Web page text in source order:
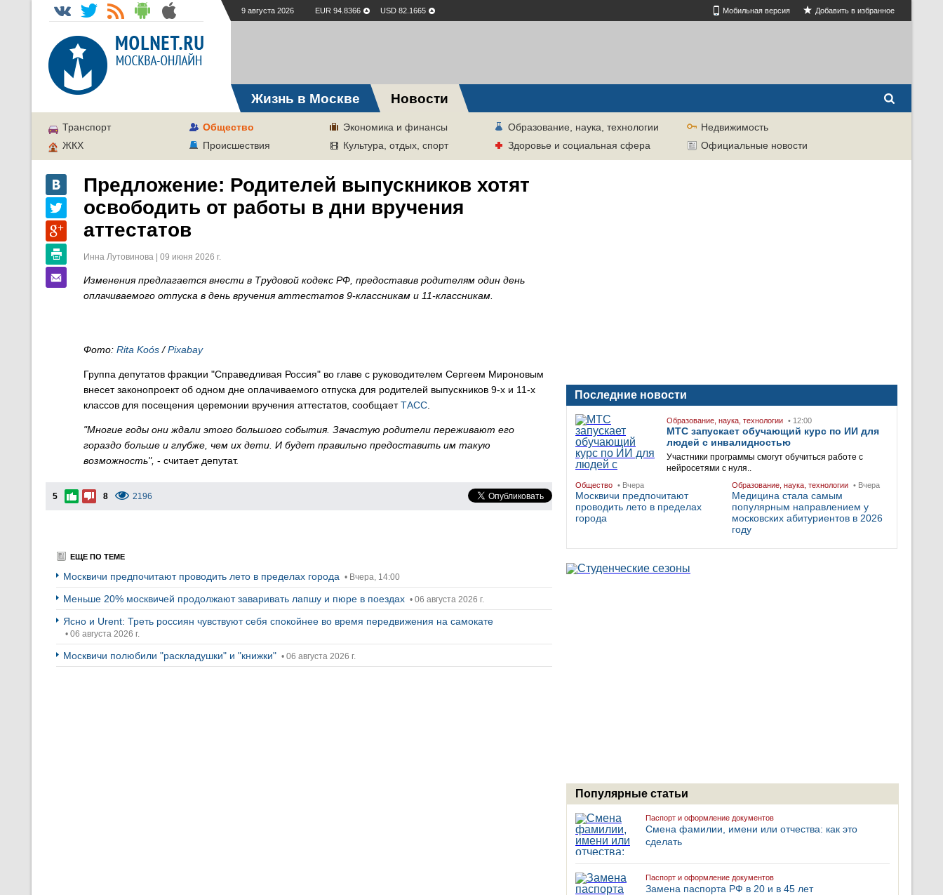
9 августа 2026 EUR 94.8366 USD 82.1665 Мобильная версия Добавить в избранное
Жизнь в Москве Новости
Транспорт Общество Экономика и финансы Образование, наука, технологии
Недвижимость
ЖКХ
Происшествия Культура, отдых, спорт Здоровье и социальная сфера Официальные новости
Предложение: Родителей выпускников хотят
освободить от работы в дни вручения
аттестатов
Инна Лутовинова | 09 июня 2026 г.
Изменения предлагается внести в Трудовой кодекс РФ, предоставив родителям один день
оплачиваемого отпуска в день вручения аттестатов 9-классникам и 11-классникам.
Фото: Rita Koós/Pixabay
Группа депутатов фракции "Справедливая Россия" во главе с руководителем Сергеем Мироновым
внесет законопроект об одном дне оплачиваемого отпуска для родителей выпускников 9-х и 11-х
классов для посещения церемонии вручения аттестатов, сообщаетТАСС
"Многие годы они ждали этого большого события. Зачастую родители переживают его
гораздо больше и глубже, чем их дети. И будет правильно предоставить им такую
возможность", - считает депутат.
5 8 2196
ЕЩЕ ПО ТЕМЕ
Москвичи предпочитают проводить лето в пределах города • Вчера, 14:00
Меньше 20% москвичей продолжают заваривать лапшу и пюре в поездах • 06 августа 2026 г.
Ясно и Urent: Треть россиян чувствуют себя спокойнее во время передвижения на самокате
• 06 августа 2026 г.
Москвичи полюбили "раскладушки" и "книжки" • 06 августа 2026 г.
Последние новости
Образование, наука, технологии • 12:00
МТС запускает обучающий курс по ИИ для
людей с инвалидностью
Участники программы смогут обучиться работе с
нейросетями с нуля..
Общество • Вчера
Москвичи предпочитают
проводить лето в пределах
города
Образование, наука, технологии • Вчера
Медицина стала самым
популярным направлением у
московских абитуриентов в 2026
году
Популярные статьи
Паспорт и оформление документов
Смена фамилии, имени или отчества: как это
сделать
Паспорт и оформление документов
Замена паспорта РФ в 20 и в 45 лет